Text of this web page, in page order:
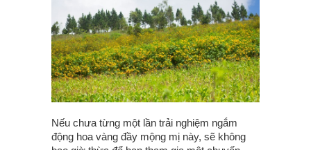
Nếu chưa từng một lần trải nghiệm ngắm
động hoa vàng đầy mộng mị này, sẽ không